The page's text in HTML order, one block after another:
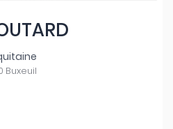
Buxeuil